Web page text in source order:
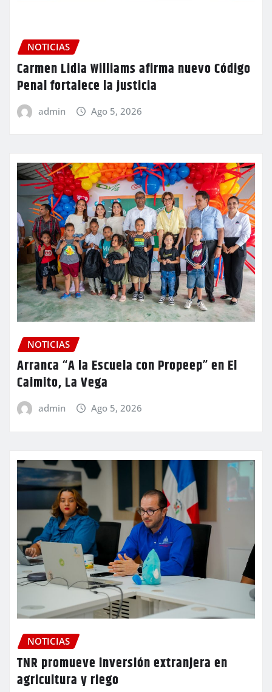
NOTICIAS
Carmen Lidia Williams afirma nuevo Código
Penal fortalece la justicia
admin Ago 5, 2026
NOTICIAS
Arranca “A la Escuela con Propeep” en El
Caimito, La Vega
admin Ago 5, 2026
NOTICIAS
TNR promueve inversión extranjera en
agricultura y riego